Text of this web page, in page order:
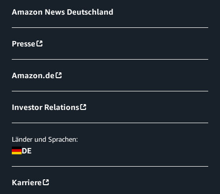
Amazon News Deutschland
Presse
Amazon.de
Investor Relations
Länder und Sprachen:
DE
Karriere